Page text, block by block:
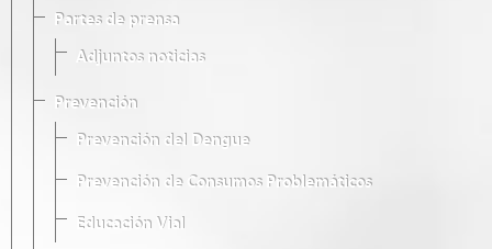
Partes de prensa
Adjuntos noticias
Prevención
Prevención del Dengue
Prevención de Consumos Problemáticos
Educación Vial